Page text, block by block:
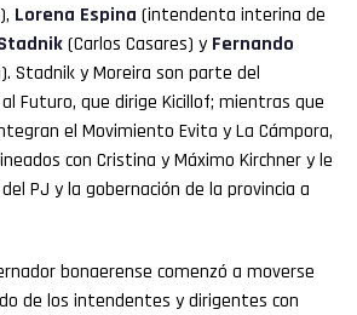
Lorena Espina (intendenta interina de
(Carlos Casares) y Fernando
Stadnik y Moreira son parte del
Futuro, que dirige Kicillof; mientras que
el Movimiento Evita y La Cámpora,
con Cristina y Máximo Kirchner y le
PJ y la gobernación de la provincia a
bonaerense comenzó a moverse
de los intendentes y dirigentes con